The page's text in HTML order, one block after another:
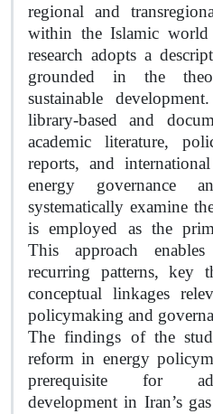
regional and
within the Islamic world
research adopts a
grounded in the
sustainable
library-based and
academic literature,
reports, and
energy governance
systematically examine
is employed as the
This approach
recurring patterns, key
conceptual linkages
policymaking and
The findings of the
reform in energy
prerequisite for
development in Iran’s